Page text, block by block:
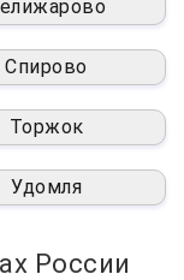
Спирово
Торжок
Удомля
России